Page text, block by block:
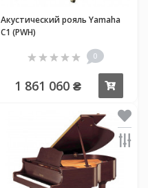
Акустический рояль Yamaha
C1 (PWH)
0
1 861 060 ₴